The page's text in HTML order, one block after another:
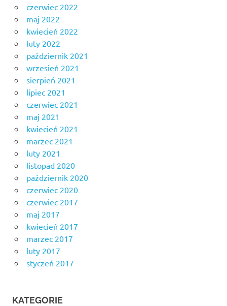
czerwiec 2022
maj 2022
kwiecień 2022
luty 2022
październik 2021
wrzesień 2021
sierpień 2021
lipiec 2021
czerwiec 2021
maj 2021
kwiecień 2021
marzec 2021
luty 2021
listopad 2020
październik 2020
czerwiec 2020
czerwiec 2017
maj 2017
kwiecień 2017
marzec 2017
luty 2017
styczeń 2017
KATEGORIE